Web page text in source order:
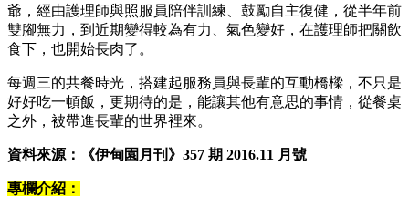
爺，經由護理師與照服員陪伴訓練、鼓勵自主復健，從半年前
雙腳無力，到近期變得較為有力、氣色變好，在護理師把關飲
食下，也開始長肉了。
每週三的共餐時光，搭建起服務員與長輩的互動橋樑，不只是
好好吃一頓飯，更期待的是，能讓其他有意思的事情，從餐桌
之外，被帶進長輩的世界裡來。
資料來源：《伊甸園月刊》357 期 2016.11 月號
專欄介紹：